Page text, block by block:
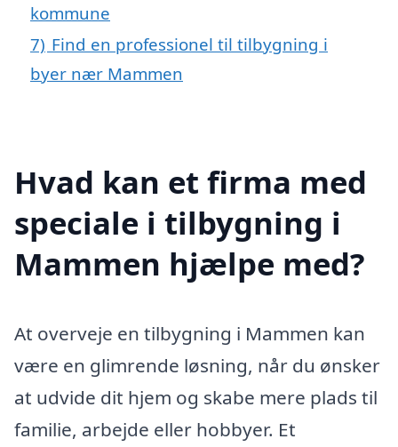
kommune
7) Find en professionel til tilbygning i
byer nær Mammen
Hvad kan et firma med
speciale i tilbygning i
Mammen hjælpe med?
At overveje en tilbygning i Mammen kan
være en glimrende løsning, når du ønsker
at udvide dit hjem og skabe mere plads til
familie, arbejde eller hobbyer. Et